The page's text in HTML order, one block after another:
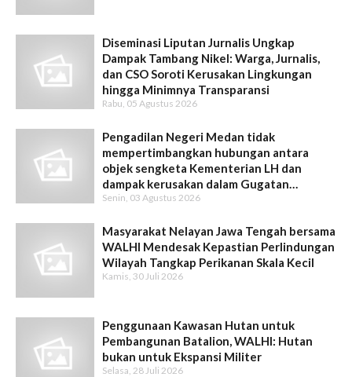
Diseminasi Liputan Jurnalis Ungkap
Dampak Tambang Nikel: Warga, Jurnalis,
dan CSO Soroti Kerusakan Lingkungan
hingga Minimnya Transparansi
Rabu, 05 Agustus 2026
Pengadilan Negeri Medan tidak
mempertimbangkan hubungan antara
objek sengketa Kementerian LH dan
dampak kerusakan dalam Gugatan
Intervensi WALHI
Senin, 03 Agustus 2026
Masyarakat Nelayan Jawa Tengah bersama
WALHI Mendesak Kepastian Perlindungan
Wilayah Tangkap Perikanan Skala Kecil
Kamis, 30 Juli 2026
Penggunaan Kawasan Hutan untuk
Pembangunan Batalion, WALHI: Hutan
bukan untuk Ekspansi Militer
Selasa, 28 Juli 2026